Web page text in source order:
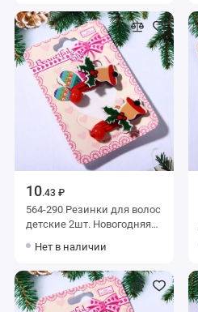
10.43 ₽
564-290 Резинки для волос
детские 2шт. Новогодняя
цвет красный, d-9см
Нет в наличии